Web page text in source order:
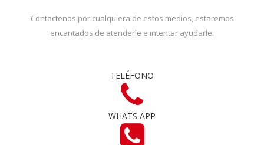
Contactenos por cualquiera de estos medios, estaremos
encantados de atenderle e intentar ayudarle.
TELÉFONO
WHATS APP